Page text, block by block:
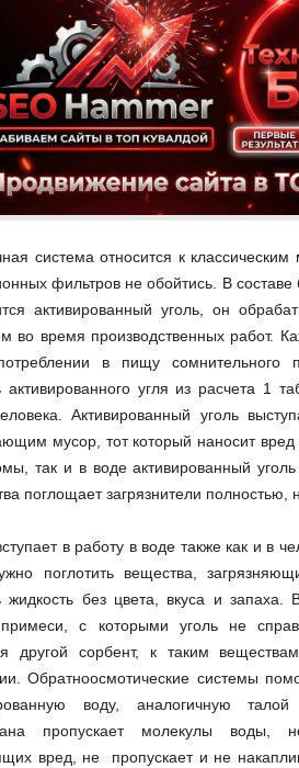
система относится к
фильтров не обойтись. В
активированный уголь, он
во время производственных работ.
в пищу сомнительного
активированного угля из расчета 1
Активированный уголь
мусор, тот который наносит
так и в воде активированный
поглощает загрязнители полностью,
в работу в воде также как и в
поглотить вещества,
жидкость без цвета, вкуса и запаха.
с которыми уголь не
другой сорбент, к таким
Обратноосмотические системы
воду, аналогичную
пропускает молекулы воды,
вред, не пропускает и не